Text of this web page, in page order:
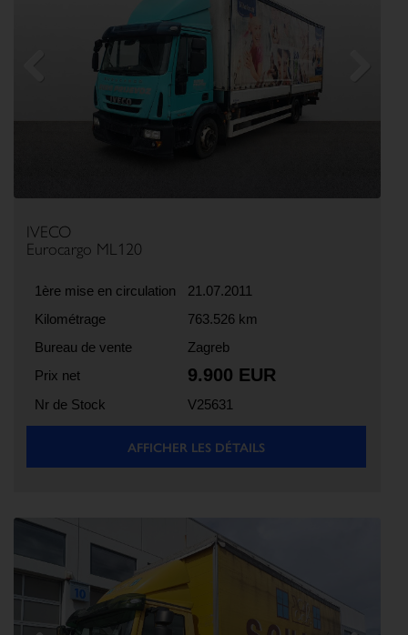
IVECO
Eurocargo ML120
1ère mise en circulation
21.07.2011
Kilométrage
763.526 km
Bureau de vente
Zagreb
Prix net
9.900 EUR
Nr de Stock V25631
AFFICHER LES DÉTAILS